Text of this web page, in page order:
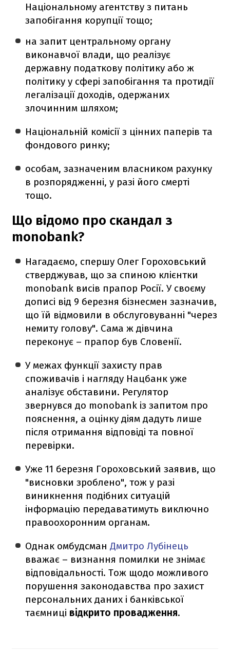
Національному агентству з питань
запобігання корупції тощо;
на запит центральному органу
виконавчої влади, що реалізує
державну податкову політику або ж
політику у сфері запобігання та протидії
легалізації доходів, одержаних
злочинним шляхом;
Національній комісії з цінних паперів та
фондового ринку;
особам, зазначеним власником рахунку
в розпорядженні, у разі його смерті
тощо.
Що відомо про скандал з
monobank?
Нагадаємо, спершу Олег Гороховський
стверджував, що за спиною клієнтки
monobank висів прапор Росії. У своєму
дописі від 9 березня бізнесмен зазначив,
що їй відмовили в обслуговуванні "через
немиту голову". Сама ж дівчина
переконує – прапор був Словенії.
У межах функції захисту прав
споживачів і нагляду Нацбанк уже
аналізує обставини. Регулятор
звернувся до monobank із запитом про
пояснення, а оцінку діям дадуть лише
після отримання відповіді та повної
перевірки.
Уже 11 березня Гороховський заявив, що
"висновки зроблено", тож у разі
виникнення подібних ситуацій
інформацію передаватимуть виключно
правоохоронним органам.
Однак омбудсманДмитро Лубінець
вважає – визнання помилки не знімає
відповідальності. Тож щодо можливого
порушення законодавства про захист
персональних даних і банківської
таємниці відкрито провадження.